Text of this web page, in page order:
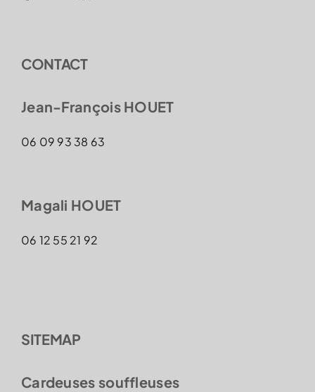
CONTACT
Jean-François HOUET
06 09 93 38 63
Magali HOUET
06 12 55 21 92
SITEMAP
Cardeuses souffleuses